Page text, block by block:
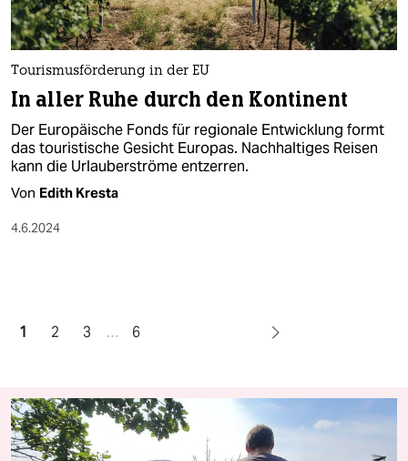
Tourismusförderung in der EU
In aller Ruhe durch den Kontinent
Der Europäische Fonds für regionale Entwicklung formt
das touristische Gesicht Europas. Nachhaltiges Reisen
kann die Urlauberströme entzerren.
Von Edith Kresta
4.6.2024
1 2 3 … 6